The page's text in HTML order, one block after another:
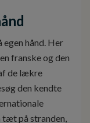
hånd. Her
franske og den
de lækre
den kendte
tæt på stranden,